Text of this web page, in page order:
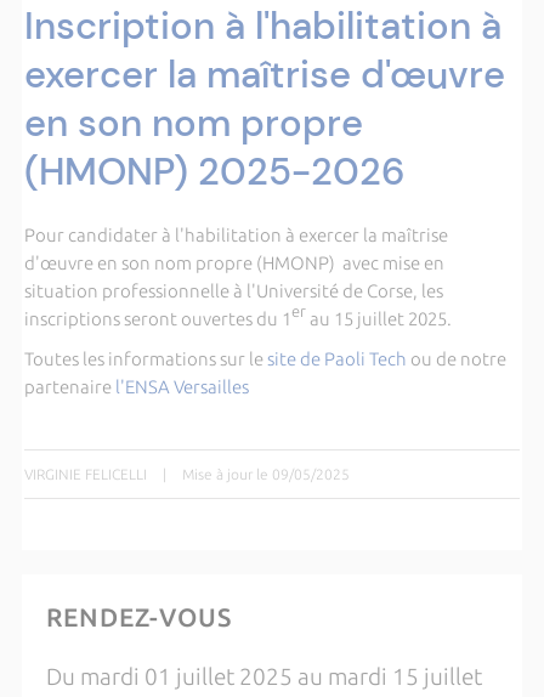
Inscription à l'habilitation à
exercer la maîtrise d'œuvre
en son nom propre
(HMONP) 2025-2026
Pour candidater à l'habilitation à exercer la maîtrise
d'œuvre en son nom propre (HMONP) avec mise en
situation professionnelle à l'Université de Corse, les
inscriptions seront ouvertes du 1 er au 15 juillet 2025.
Toutes les informations sur lesite de Paoli Tech ou de notre
partenairel'ENSA Versailles
VIRGINIE FELICELLI | Mise à jour le 09/05/2025
RENDEZ-VOUS
Du mardi 01 juillet 2025 au mardi 15 juillet